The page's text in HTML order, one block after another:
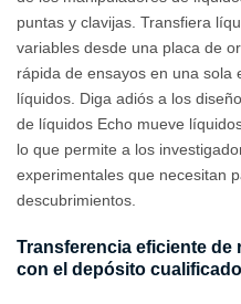
puntas y clavijas. Transfiera
variables desde una placa de
rápida de ensayos en una sola
líquidos. Diga adiós a los
de líquidos Echo mueve
lo que permite a los
experimentales que necesitan
descubrimientos.
Transferencia eficiente
con el depósito